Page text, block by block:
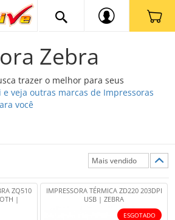
Zebra
trazer o melhor para seus
e veja outras marcas de Impressoras
você
ZQ510
|
IMPRESSORA TÉRMICA ZD220 203DPI
USB | ZEBRA
ESGOTADO